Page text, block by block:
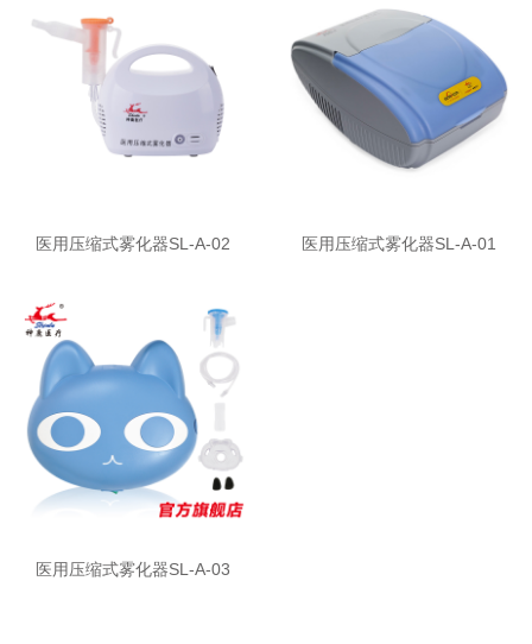
医用压缩式雾化器SL-A-02 医用压缩式雾化器SL-A-01
医用压缩式雾化器SL-A-03